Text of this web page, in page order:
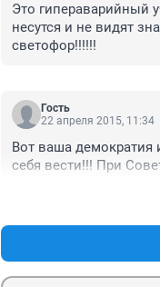
Это гипераварийный
несутся и не видят
светофор!!!!!!
Гость
22 апреля 2015, 11:34
Вот ваша демократия
себя вести!!! При